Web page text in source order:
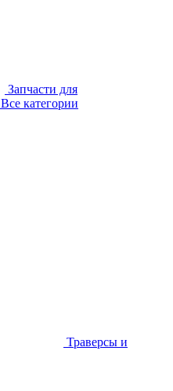
Запчасти для
Все категории
Траверсы и